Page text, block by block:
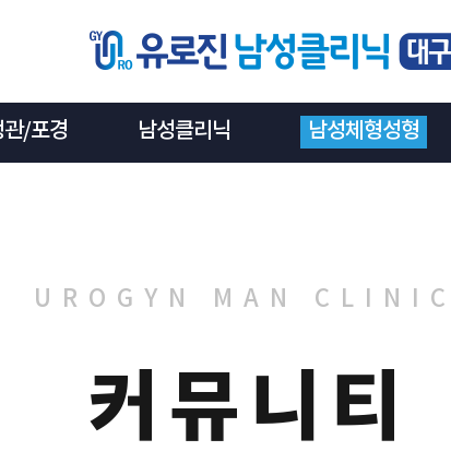
관/포경 남성클리닉 남성체형성형
UROGYN MAN CLINIC
커뮤니티